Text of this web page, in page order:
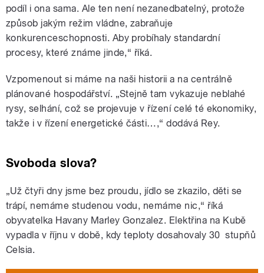
podíl i ona sama. Ale ten není nezanedbatelný, protože
způsob jakým režim vládne, zabraňuje
konkurenceschopnosti. Aby probíhaly standardní
procesy, které známe jinde,“ říká.
Vzpomenout si máme na naši historii a na centrálně
plánované hospodářství. „Stejně tam vykazuje neblahé
rysy, selhání, což se projevuje v řízení celé té ekonomiky,
takže i v řízení energetické části…,“ dodává Rey.
Svoboda slova?
„Už čtyři dny jsme bez proudu, jídlo se zkazilo, děti se
trápí, nemáme studenou vodu, nemáme nic,“ říká
obyvatelka Havany Marley Gonzalez. Elektřina na Kubě
vypadla v říjnu v době, kdy teploty dosahovaly 30 stupňů
Celsia.